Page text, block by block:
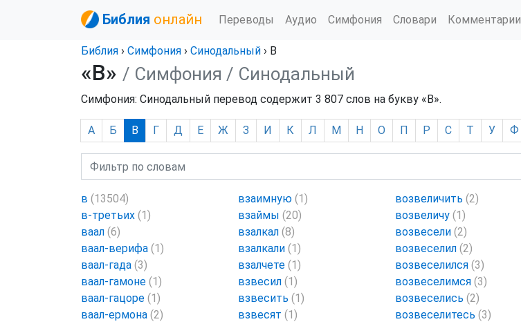
Библия онлайн Переводы Аудио Симфония Словари Комментарии
Библия › Симфония › Синодальный › В
«В» / Симфония / Синодальный
Симфония: Синодальный перевод содержит 3 807 слов на букву «В».
А Б В Г Д Е Ж З И К Л М Н О П Р С Т У Ф
в (13504)
в-третьих (1)
ваал (6)
ваал-верифа (1)
ваал-гада (3)
ваал-гамоне (1)
ваал-гацоре (1)
ваал-ермона (2)
взаимную (1)
взаймы (20)
взалкал (8)
взалкали (1)
взалчете (1)
взвесил (1)
взвесить (1)
взвесят (1)
возвеличить (2)
возвеличу (1)
возвесели (2)
возвеселил (2)
возвеселился (3)
возвеселимся (3)
возвеселись (2)
возвеселитесь (3)